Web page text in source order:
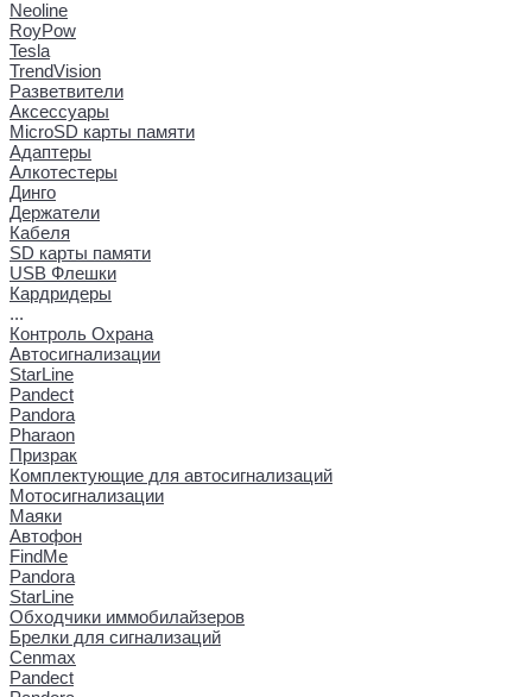
Neoline
RoyPow
Tesla
TrendVision
Разветвители
Аксессуары
MicroSD карты памяти
Адаптеры
Алкотестеры
Динго
Держатели
Кабеля
SD карты памяти
USB Флешки
Кардридеры
...
Контроль Охрана
Автосигнализации
StarLine
Pandect
Pandora
Pharaon
Призрак
Комплектующие для автосигнализаций
Мотосигнализации
Маяки
Автофон
FindMe
Pandora
StarLine
Обходчики иммобилайзеров
Брелки для сигнализаций
Cenmax
Pandect